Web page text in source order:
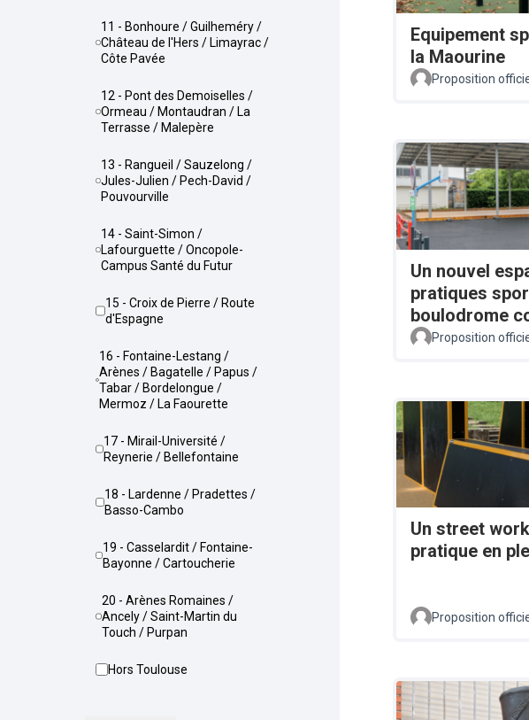
11 - Bonhoure / Guilheméry /
Château de l'Hers / Limayrac /
Côte Pavée
12 - Pont des Demoiselles /
Ormeau / Montaudran / La
Terrasse / Malepère
13 - Rangueil / Sauzelong /
Jules-Julien / Pech-David /
Pouvourville
14 - Saint-Simon /
Lafourguette / Oncopole-
Campus Santé du Futur
15 - Croix de Pierre / Route
d'Espagne
16 - Fontaine-Lestang /
Arènes / Bagatelle / Papus /
Tabar / Bordelongue /
Mermoz / La Faourette
17 - Mirail-Université /
Reynerie / Bellefontaine
18 - Lardenne / Pradettes /
Basso-Cambo
19 - Casselardit / Fontaine-
Bayonne / Cartoucherie
20 - Arènes Romaines /
Ancely / Saint-Martin du
Touch / Purpan
Hors Toulouse
Equipement
la Maourine
Proposition
Un nouvel
pratiques
boulodrome
Proposition
Un street
pratique en
Proposition